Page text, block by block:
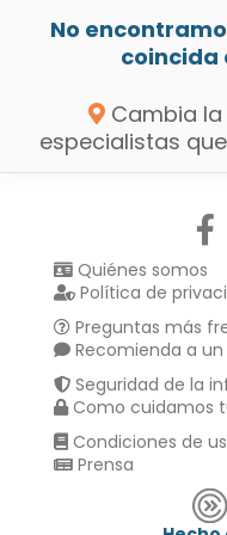
No
coincida
Cambia la
especialistas
Quiénes somos
Política de
Preguntas más
Recomienda a
Seguridad de la
Como cuidamos
Condiciones de
Prensa